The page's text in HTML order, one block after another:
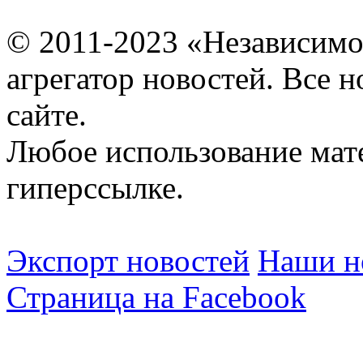
© 2011-2023
агрегатор новостей. Все
сайте.
Любое использование
гиперссылке.
Экспорт новостей Наши
Страница на Facebook